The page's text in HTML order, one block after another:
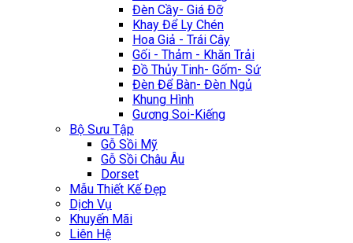
Đèn Cầy- Giá Đỡ
Khay Để Ly Chén
Hoa Giả - Trái Cây
Gối - Thảm - Khăn Trải
Đồ Thủy Tinh- Gốm- Sứ
Đèn Để Bàn- Đèn Ngủ
Khung Hình
Gương Soi-Kiếng
Bộ Sưu Tập
Gỗ Sồi Mỹ
Gỗ Sồi Châu Âu
Dorset
Mẫu Thiết Kế Đẹp
Dịch Vụ
Khuyến Mãi
Liên Hệ